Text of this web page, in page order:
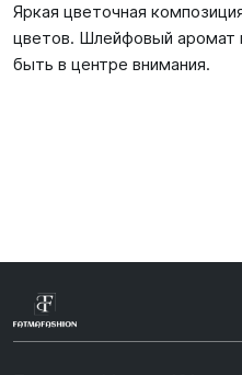
Яркая цветочная
цветов. Шлейфовый аромат
быть в центре внимания.